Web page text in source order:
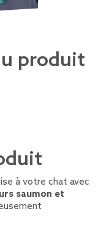
produit
à votre chat avec
saumon et